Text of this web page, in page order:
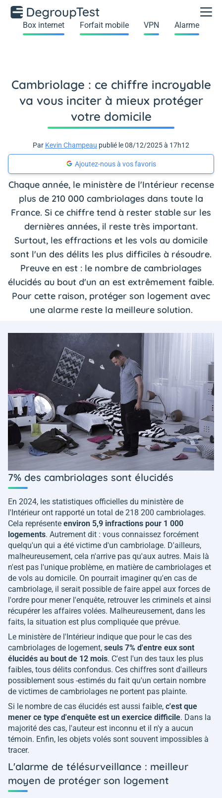
Box internet Forfait mobile VPN Alarme
Cambriolage : ce chiffre incroyable
va vous inciter à mieux protéger
votre domicile
Par Kevin Champeau publié le 08/12/2025 à 17h12
Ajoutez-nous à vos favoris
Chaque année, le ministère de l'Intérieur recense
plus de 210 000 cambriolages dans toute la
France. Si ce chiffre tend à rester stable sur les
dernières années, il reste très important.
Surtout, les effractions et les vols au domicile
sont l'un des délits les plus difficiles à résoudre.
Preuve en est : le nombre de cambriolages
élucidés au bout d'un an est extrêmement faible.
Pour cette raison, protéger son logement avec
une alarme reste la meilleure solution.
7% des cambriolages sont élucidés
En 2024, les statistiques officielles du ministère de
l'Intérieur ont rapporté un total de 218 200 cambriolages.
Cela représente environ 5,9 infractions pour 1 000
logements. Autrement dit : vous connaissez forcément
quelqu'un qui a été victime d'un cambriolage. D'ailleurs,
malheureusement, cela n'arrive pas qu'aux autres. Mais là
n'est pas l'unique problème, en matière de cambriolages et
de vols au domicile. On pourrait imaginer qu'en cas de
cambriolage, il serait possible de faire appel aux forces de
l'ordre pour mener l'enquête, retrouver les criminels et ainsi
récupérer les affaires volées. Malheureusement, dans les
faits, la situation est plus compliquée que prévue.
Le ministère de l'Intérieur indique que pour le cas des
cambriolages de logement, seuls 7% d'entre eux sont
élucidés au bout de 12 mois. C'est l'un des taux les plus
faibles, tous délits confondus. Ces chiffres sont d'ailleurs
possiblement sous -estimés du fait qu'un certain nombre
de victimes de cambriolages ne portent pas plainte.
Si le nombre de cas élucidés est aussi faible, c'est que
mener ce type d'enquête est un exercice difficile. Dans la
majorité des cas, l'auteur est inconnu et il n'y a aucun
témoin. Enfin, les objets volés sont souvent impossibles à
tracer.
L'alarme de télésurveillance : meilleur
moyen de protéger son logement